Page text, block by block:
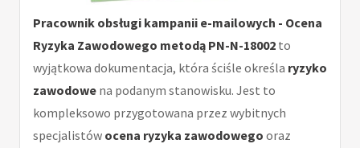
Pracownik obsługi kampanii e-mailowych - Ocena
Ryzyka Zawodowego metodą PN-N-18002 to
wyjątkowa dokumentacja, która ściśle określa ryzyko
zawodowe na podanym stanowisku. Jest to
kompleksowo przygotowana przez wybitnych
specjalistów ocena ryzyka zawodowego oraz